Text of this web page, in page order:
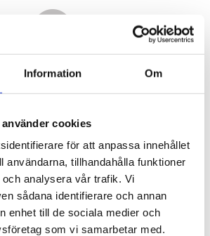
Information Om
cookies
för att anpassa innehållet
användarna, tillhandahålla funktioner
analysera vår trafik. Vi
sådana identifierare och annan
enhet till de sociala medier och
som vi samarbetar med.